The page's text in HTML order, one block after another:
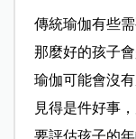
傳統瑜伽有些
那麼好的孩子
瑜伽可能會沒
見得是件好事